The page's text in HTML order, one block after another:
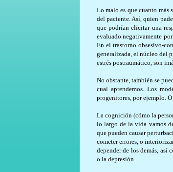
Lo malo es que cuanto más
del paciente. Así, quien
que podrían elicitar una
evaluado negativamente
En el trastorno obsesivo-
generalizada, el núcleo del
estrés postraumático, son
No obstante, también se
cual aprendemos. Los
progenitores, por ejemplo.
La cognición (cómo la
lo largo de la vida vamos
que pueden causar
cometer errores, o
depender de los demás, así
o la depresión.